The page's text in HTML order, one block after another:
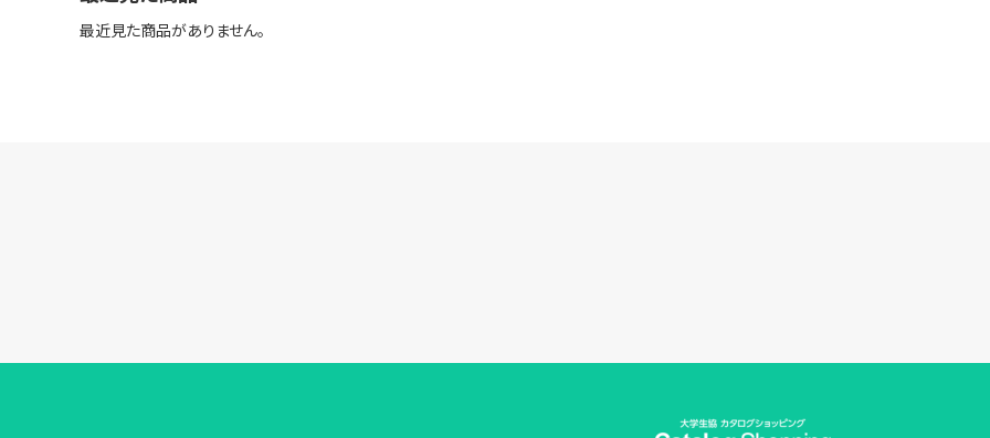
最近見た商品がありません。